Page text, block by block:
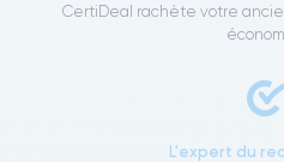
CertiDeal rachète votre
L'expert du